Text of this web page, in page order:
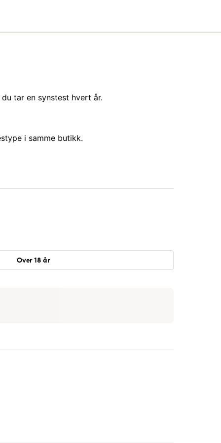
tar en synstest hvert år.
i samme butikk.
Over 18 år